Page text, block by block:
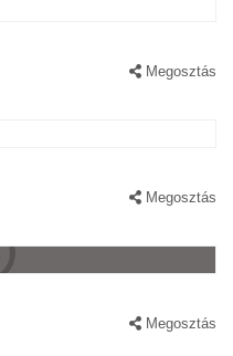
Megosztás
Megosztás
Megosztás